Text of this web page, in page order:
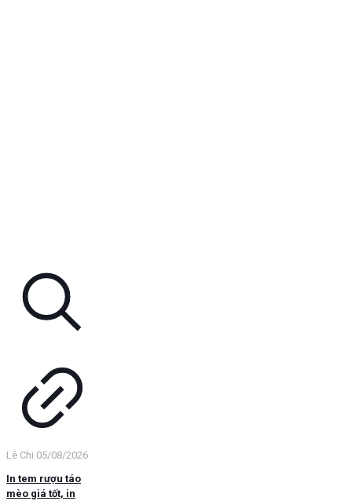
Lê Chi 05/08/2026
In tem rượu táo
mèo giá tốt, in